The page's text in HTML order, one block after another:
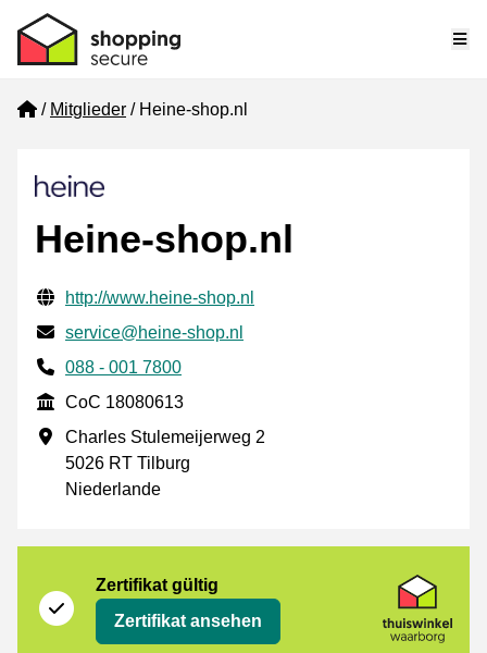
Home
Mitglieder Heine-shop.nl
Heine-shop.nl
Geprüfte Kontaktinformationen
Website URL
http://www.heine-shop.nl
E-mail
service@heine-shop.nl
Phone number
088 - 001 7800
CoC
CoC 18080613
Geschäftsadresse
Charles Stulemeijerweg 2
5026 RT Tilburg
Niederlande
Zertifikat gültig
Zertifikat ansehen